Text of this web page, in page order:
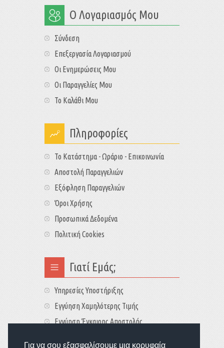
Για να σου εξασφαλίσουμε μια κορυφαία
Ο Λογαριασμός Μου
Σύνδεση
Επεξεργασία Λογαριασμού
Οι Ενημερώσεις Μου
Οι Παραγγελίες Μου
Το Καλάθι Μου
Πληροφορίες
Το Κατάστημα - Ωράριο - Επικοινωνία
Αποστολή Παραγγελιών
Εξόφληση Παραγγελιών
Όροι Χρήσης
Προσωπικά Δεδομένα
Πολιτική Cookies
Γιατί Εμάς;
Υπηρεσίες Υποστήριξης
Εγγύηση Χαμηλότερης Τιμής
Εγγύηση Έγκαιρης Αποστολής